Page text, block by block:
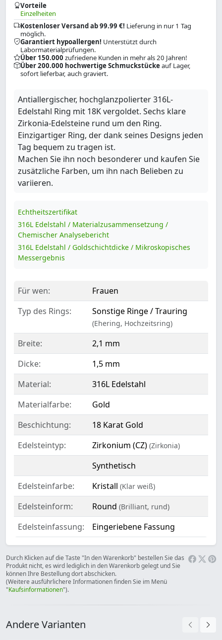
Vorteile
Einzelheiten
Kostenloser Versand ab 99.99 €! Lieferung in nur 1 Tag
möglich.
Garantiert hypoallergen! Unterstützt durch
Labormaterialprüfungen.
Über 150.000 zufriedene Kunden in mehr als 20 Jahren!
Über 200.000 hochwertige Schmuckstückeauf Lager,
sofort lieferbar, auch graviert.
Antiallergischer, hochglanzpolierter 316L-
Edelstahl Ring mit 18K vergoldet. Sechs klare
Zirkonia-Edelsteine rund um den Ring.
Einzigartiger Ring, der dank seines Designs jeden
Tag bequem zu tragen ist.
Machen Sie ihn noch besonderer und kaufen Sie
zusätzliche Farben, um ihn nach Belieben zu
variieren.
Echtheitszertifikat
316L Edelstahl / Materialzusammensetzung /
Chemischer Analysebericht
316L Edelstahl / Goldschichtdicke / Mikroskopisches
Messergebnis
Für wen:
Frauen
Typ des Rings:
Sonstige Ringe / Trauring
(Ehering, Hochzeitsring)
Breite:
2,1 mm
Dicke:
1,5 mm
Material:
316L Edelstahl
Materialfarbe:
Gold
Beschichtung:
18 Karat Gold
Edelsteintyp:
Zirkonium (CZ) (Zirkonia)
Synthetisch
Edelsteinfarbe:
Kristall (Klar weiß)
Edelsteinform: Round (Brilliant, rund)
Edelsteinfassung: Eingeriebene Fassung
Durch Klicken auf die Taste "In den Warenkorb" bestellen Sie das
Produkt nicht, es wird lediglich in den Warenkorb gelegt und Sie
können Ihre Bestellung dort abschicken.
(Weitere ausführlichere Informationen finden Sie im Menü
"Kaufsinformationen").
Andere Varianten